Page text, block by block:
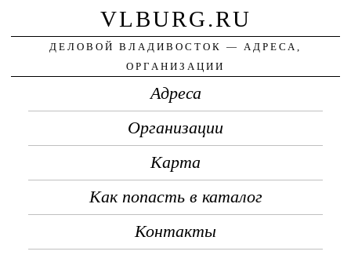
VLBURG.RU
ДЕЛОВОЙ ВЛАДИВОСТОК — АДРЕСА,
ОРГАНИЗАЦИИ
Адреса
Организации
Карта
Как попасть в каталог
Контакты